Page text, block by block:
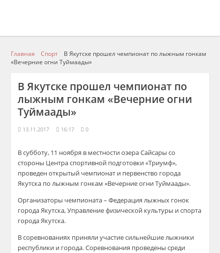
Главная Спорт
В Якутске прошел чемпионат по лыжным гонкам
«Вечерние огни Туймаады»
В Якутске прошел чемпионат по
лыжным гонкам «Вечерние огни
Туймаады»
13.11.2017 16:17 0
В субботу, 11 ноября в местности озера Сайсары со
стороны Центра спортивной подготовки «Триумф»,
проведен открытый чемпионат и первенство города
Якутска по лыжным гонкам «Вечерние огни Туймаады».
Организаторы чемпионата – Федерация лыжных гонок
города Якутска, Управление физической культуры и спорта
города Якутска.
В соревнованиях приняли участие сильнейшие лыжники
республики и города. Соревнования проведены среди